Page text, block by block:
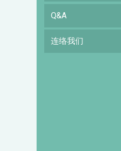
Q&A
连络我们